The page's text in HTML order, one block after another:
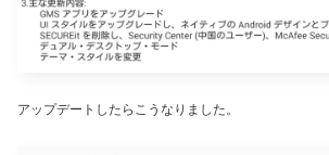
アップデートしたらこうなりました。